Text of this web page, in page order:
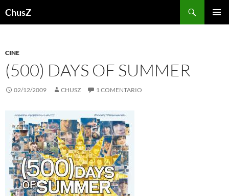
ChusZ
CINE
(500) DAYS OF SUMMER
02/12/2009 CHUSZ 1 COMENTARIO